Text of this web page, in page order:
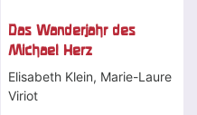
Das Wanderjahr des
Michael Herz
Elisabeth Klein, Marie-Laure
Viriot